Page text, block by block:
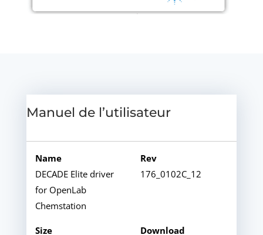
Manuel de l’utilisateur
DECADE Elite driver
for OpenLab
Chemstation
176_0102C_12